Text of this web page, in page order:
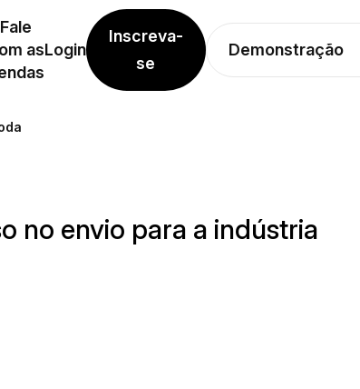
Fale
asLogin
Inscreva-
se
Demonstração
no envio para a indústria